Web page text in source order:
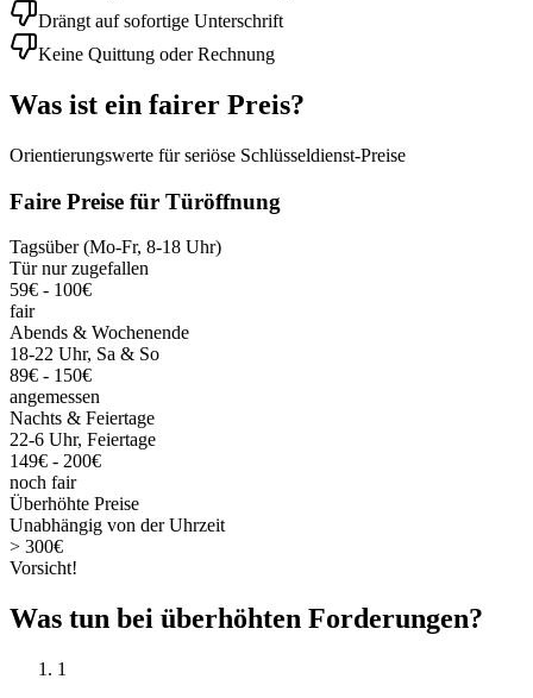
Drängt auf sofortige Unterschrift
Keine Quittung oder Rechnung
Was ist ein fairer Preis?
Orientierungswerte für seriöse Schlüsseldienst-Preise
Faire Preise für Türöffnung
Tagsüber (Mo-Fr, 8-18 Uhr)
Tür nur zugefallen
59€ - 100€
fair
Abends & Wochenende
18-22 Uhr, Sa & So
89€ - 150€
angemessen
Nachts & Feiertage
22-6 Uhr, Feiertage
149€ - 200€
noch fair
Überhöhte Preise
Unabhängig von der Uhrzeit
> 300€
Vorsicht!
Was tun bei überhöhten Forderungen?
1